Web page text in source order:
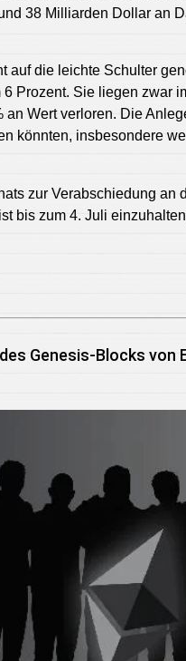
38 Milliarden Dollar an
auf die leichte Schulter
Prozent. Sie liegen zwar
an Wert verloren. Die
könnten, insbesondere
zur Verabschiedung an
bis zum 4. Juli
Genesis-Blocks von